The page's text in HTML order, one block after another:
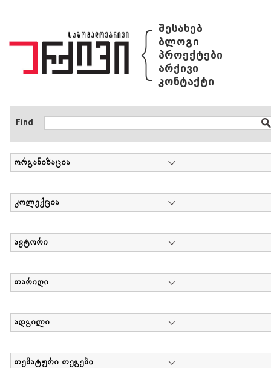
{ შესახებ
ბლოგი
პროექტები
არქივი
კონტაქტი
Find
ორგანიზაცია
კოლექცია
ავტორი
თარიღი
ადგილი
თემატური თეგები